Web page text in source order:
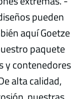
pueden
aquí Goetze
paquete
y contenedores
alta calidad,